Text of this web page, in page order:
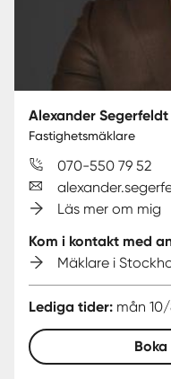
Alexander Segerfeldt
Fastighetsmäklare
070-550 79 52
Läs mer om mig
Kom i kontakt med
Mäklare i
Lediga tider: mån